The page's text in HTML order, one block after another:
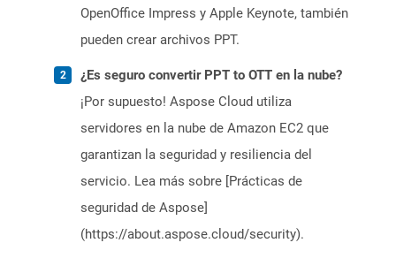
OpenOffice Impress y Apple Keynote, también
pueden crear archivos PPT.
¿Es seguro convertir PPT to OTT en la nube?
¡Por supuesto! Aspose Cloud utiliza
servidores en la nube de Amazon EC2 que
garantizan la seguridad y resiliencia del
servicio. Lea más sobre [Prácticas de
seguridad de Aspose]
(https://about.aspose.cloud/security).